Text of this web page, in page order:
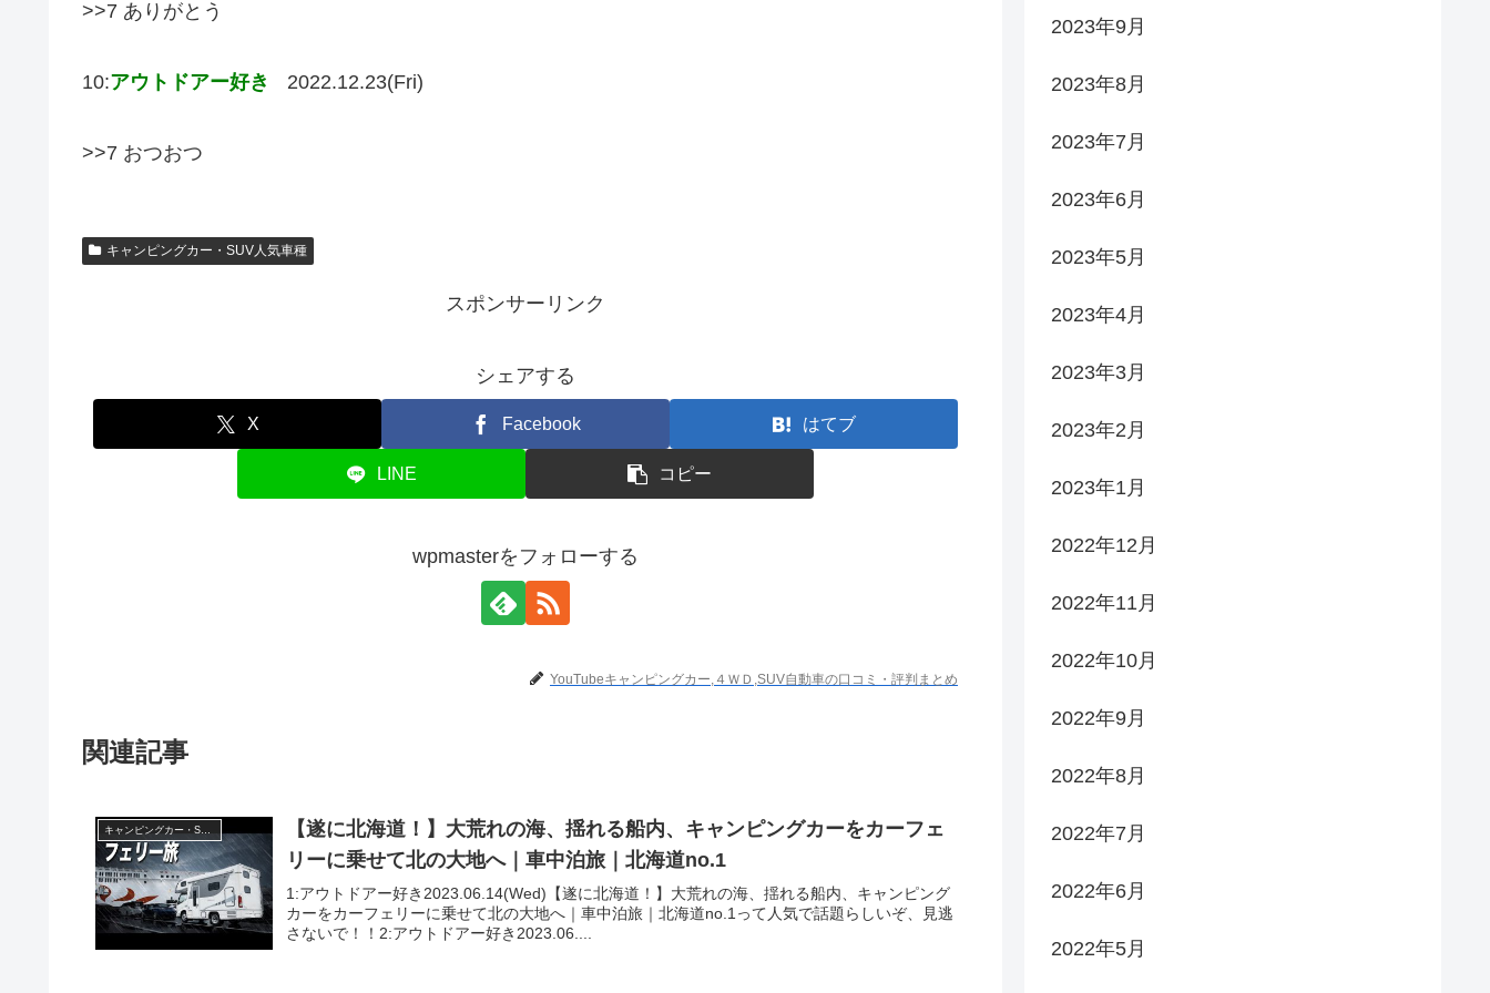
>>7 ありがとう
10:アウトドアー好き 2022.12.23(Fri)
>>7 おつおつ
キャンピングカー・SUV人気車種
スポンサーリンク
シェアする
X Facebook はてブ
LINE コピー
wpmasterをフォローする
YouTubeキャンピングカー,４ＷＤ,SUV自動車の口コミ・評判まとめ
関連記事
キャンピングカー・SUV人気車種
【遂に北海道！】大荒れの海、揺れる船内、キャンピングカーをカーフェ
リーに乗せて北の大地へ｜車中泊旅｜北海道no.1
1:アウトドアー好き2023.06.14(Wed)【遂に北海道！】大荒れの海、揺れる船内、キャンピング
カーをカーフェリーに乗せて北の大地へ｜車中泊旅｜北海道no.1って人気で話題らしいぞ、見逃
さないで！！2:アウトドアー好き2023.06....
2023年9月
2023年8月
2023年7月
2023年6月
2023年5月
2023年4月
2023年3月
2023年2月
2023年1月
2022年12月
2022年11月
2022年10月
2022年9月
2022年8月
2022年7月
2022年6月
2022年5月